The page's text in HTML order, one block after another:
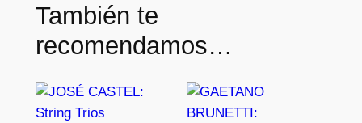
También te
recomendamos…